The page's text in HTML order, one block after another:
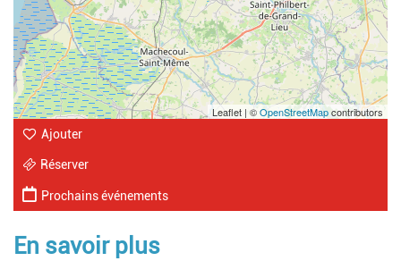
Leaflet | ©OpenStreetMapcontributors
Ajouter
Réserver
Prochains événements
En savoir plus